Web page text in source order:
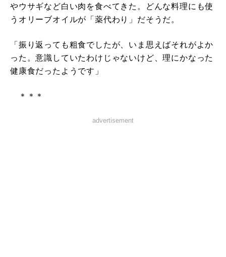
やウサギなど白い肉を食べてきた。どんな料理にも使
うオリーブオイルが「薬代わり」だそうだ。
「振り返っても粗食でしたが、いま思えばそれがよか
った。意識していたわけじゃないけど、理にかなった
健康食だったようです」
＊＊＊
advertisement